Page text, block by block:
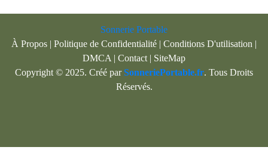
Sonnerie Portable
À Propos | Politique de Confidentialité | Conditions D'utilisation |
DMCA | Contact | SiteMap
Copyright © 2025. Créé parSonneriePortable.fr. Tous Droits
Réservés.